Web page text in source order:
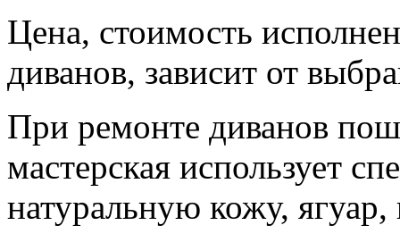
Цена, стоимость
диванов, зависит от
При ремонте диванов
мастерская использует
натуральную кожу,